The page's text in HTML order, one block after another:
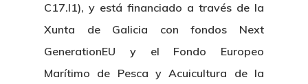
C17.I1), y está financiado a través de la
Xunta de Galicia con fondos Next
GenerationEU y el Fondo Europeo
Marítimo de Pesca y Acuicultura de la